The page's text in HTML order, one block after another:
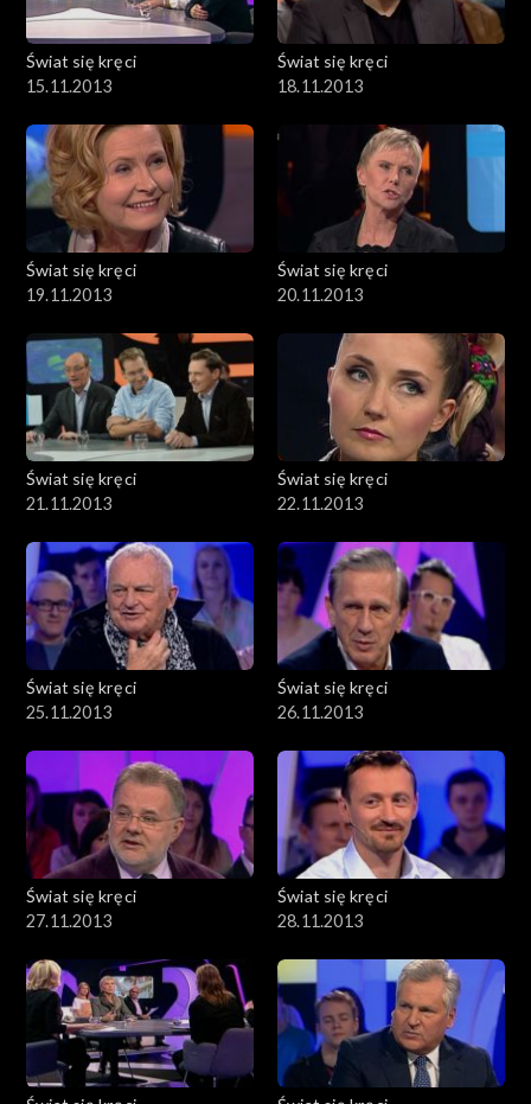
Świat się kręci
15.11.2013
Świat się kręci
18.11.2013
Świat się kręci
19.11.2013
Świat się kręci
20.11.2013
Świat się kręci
21.11.2013
Świat się kręci
22.11.2013
Świat się kręci
25.11.2013
Świat się kręci
26.11.2013
Świat się kręci
27.11.2013
Świat się kręci
28.11.2013